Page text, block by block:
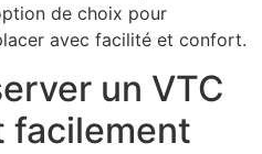
de choix pour
avec facilité et confort.
un VTC
facilement